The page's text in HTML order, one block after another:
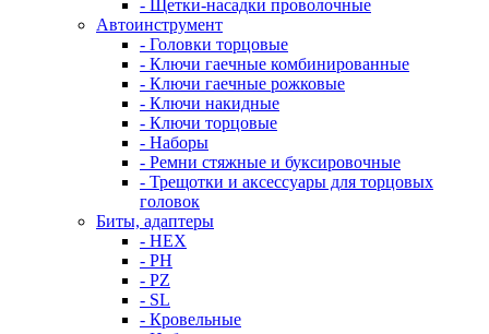
- Щетки-насадки проволочные
Автоинструмент
- Головки торцовые
- Ключи гаечные комбинированные
- Ключи гаечные рожковые
- Ключи накидные
- Ключи торцовые
- Наборы
- Ремни стяжные и буксировочные
- Трещотки и аксессуары для торцовых
головок
Биты, адаптеры
- HEX
- PH
- PZ
- SL
- Кровельные